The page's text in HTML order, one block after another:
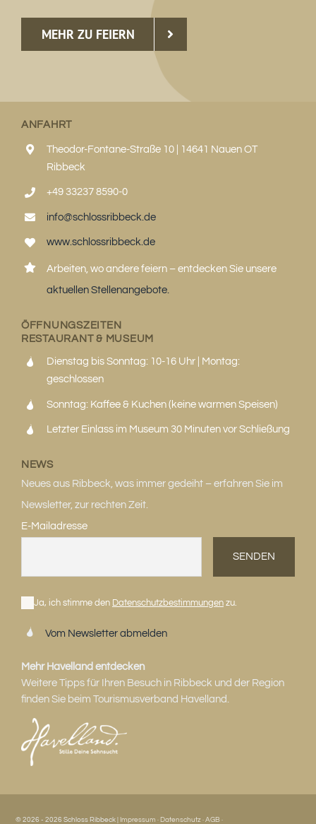
MEHR ZU FEIERN
ANFAHRT
Theodor-Fontane-Straße 10 | 14641 Nauen OT
Ribbeck
+49 33237 8590-0
info@schlossribbeck.de
www.schlossribbeck.de
Arbeiten, wo andere feiern – entdecken Sie unsere
aktuellen Stellenangebote.
ÖFFNUNGSZEITEN
RESTAURANT & MUSEUM
Dienstag bis Sonntag: 10-16 Uhr | Montag:
geschlossen
Sonntag: Kaffee & Kuchen (keine warmen Speisen)
Letzter Einlass im Museum 30 Minuten vor Schließung
NEWS
Neues aus Ribbeck, was immer gedeiht – erfahren Sie im
Newsletter, zur rechten Zeit.
E-Mailadresse
Ja, ich stimme den Datenschutzbestimmungenzu.
SENDEN
Vom Newsletter abmelden
Mehr Havelland entdecken
Weitere Tipps für Ihren Besuch in Ribbeck und der Region
finden Sie beim Tourismusverband Havelland.
© 2026 - 2026 Schloss Ribbeck | Impressum · Datenschutz ·AGB ·